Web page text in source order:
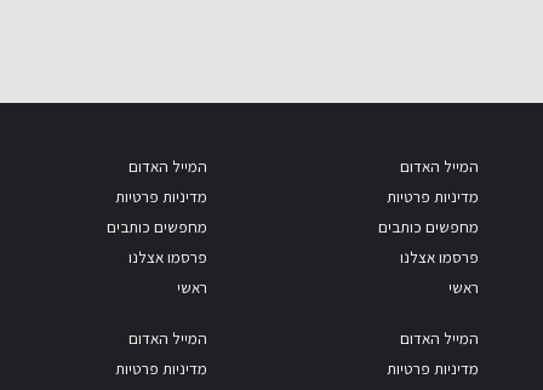
המייל האדום
מדיניות פרטיות
מחפשים כותבים
פרסמו אצלנו
ראשי
המייל האדום
מדיניות פרטיות
מחפשים כותבים
פרסמו אצלנו
ראשי
המייל האדום
מדיניות פרטיות
המייל האדום
מדיניות פרטיות